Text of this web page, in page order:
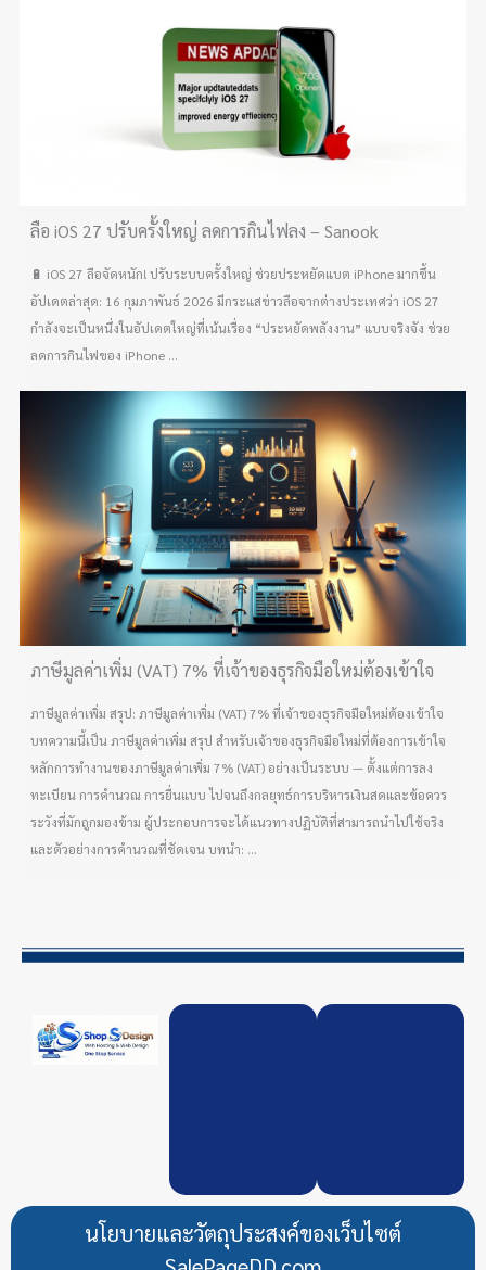
ลือ iOS 27 ปรับครั้งใหญ่ ลดการกินไฟลง – Sanook
🔋 iOS 27 ลือจัดหนัก! ปรับระบบครั้งใหญ่ ช่วยประหยัดแบต iPhone มากขึ้น
อัปเดตล่าสุด: 16 กุมภาพันธ์ 2026 มีกระแสข่าวลือจากต่างประเทศว่า iOS 27
กำลังจะเป็นหนึ่งในอัปเดตใหญ่ที่เน้นเรื่อง “ประหยัดพลังงาน” แบบจริงจัง ช่วย
ลดการกินไฟของ iPhone ...
ภาษีมูลค่าเพิ่ม (VAT) 7% ที่เจ้าของธุรกิจมือใหม่ต้องเข้าใจ
ภาษีมูลค่าเพิ่ม สรุป: ภาษีมูลค่าเพิ่ม (VAT) 7% ที่เจ้าของธุรกิจมือใหม่ต้องเข้าใจ
บทความนี้เป็น ภาษีมูลค่าเพิ่ม สรุป สำหรับเจ้าของธุรกิจมือใหม่ที่ต้องการเข้าใจ
หลักการทำงานของภาษีมูลค่าเพิ่ม 7% (VAT) อย่างเป็นระบบ — ตั้งแต่การลง
ทะเบียน การคำนวณ การยื่นแบบ ไปจนถึงกลยุทธ์การบริหารเงินสดและข้อควร
ระวังที่มักถูกมองข้าม ผู้ประกอบการจะได้แนวทางปฏิบัติที่สามารถนำไปใช้จริง
และตัวอย่างการคำนวณที่ชัดเจน บทนำ: ...
นโยบายและวัตถุประสงค์ของเว็บไซต์